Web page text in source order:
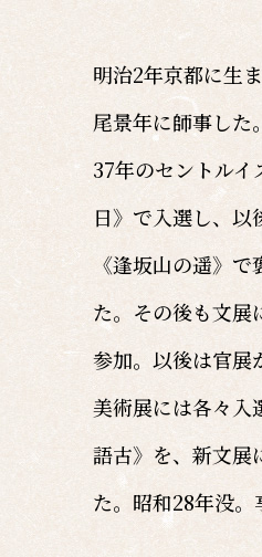
明治2年京都に生
尾景年に師事した
37年のセントル
日》で入選し、
《逢坂山の遥》
た。その後も文展
参加。以後は官展
美術展には各々入
語古》を、新文展
た。昭和28年没。